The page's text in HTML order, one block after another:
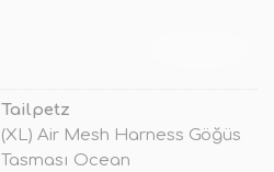
Tailpetz
(XL) Air Mesh Harness Göğüs
Tasması Ocean